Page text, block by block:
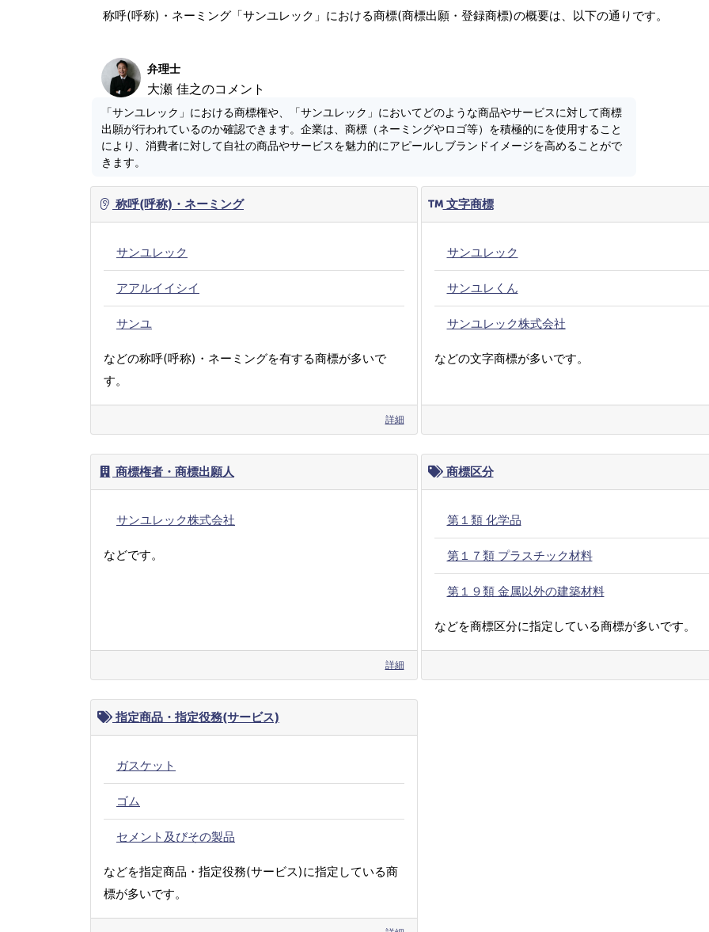
称呼(呼称)・ネーミング「サンユレック」における商標(商標出願・登録商標)の概要は、以下の通りです。
弁理士
大瀬 佳之のコメント
「サンユレック」における商標権や、「サンユレック」においてどのような商品やサービスに対して商標
出願が行われているのか確認できます。企業は、商標（ネーミングやロゴ等）を積極的にを使用すること
により、消費者に対して自社の商品やサービスを魅力的にアピールしブランドイメージを高めることがで
きます。
称呼(呼称)・ネーミング
サンユレック
アアルイイシイ
サンユ
などの称呼(呼称)・ネーミングを有する商標が多いで
す。
詳細
文字商標
サンユレック
サンユレくん
サンユレック株式会社
などの文字商標が多いです。
商標権者・商標出願人
サンユレック株式会社
などです。
詳細
商標区分
第１類 化学品
第１７類 プラスチック材料
第１９類 金属以外の建築材料
などを商標区分に指定している商標が多いです。
指定商品・指定役務(サービス)
ガスケット
ゴム
セメント及びその製品
などを指定商品・指定役務(サービス)に指定している商
標が多いです。